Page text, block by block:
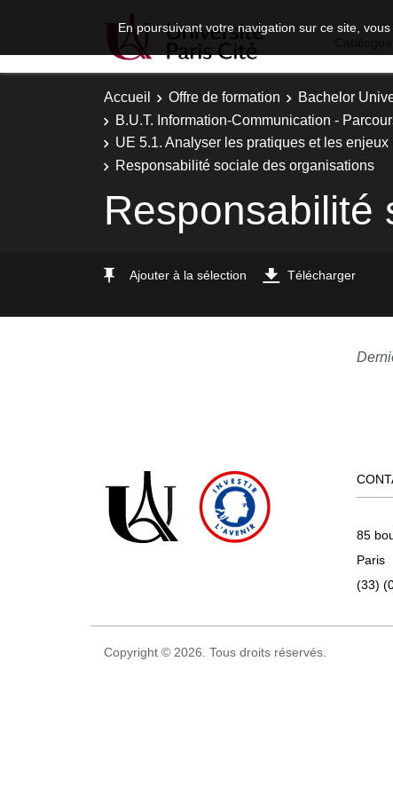
En poursuivant votre navigation sur ce site,
Accueil Offre de formation Bachelor
B.U.T. Information-Communication -
UE 5.1. Analyser les pratiques et les
Responsabilité sociale des organisations
Responsabilité
Ajouter à la sélection Télécharger
85
Paris
(33)
Copyright © 2026. Tous droits réservés.